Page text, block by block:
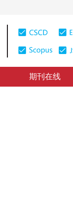
期刊在线